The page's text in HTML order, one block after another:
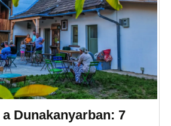
Dunakanyarban: 7